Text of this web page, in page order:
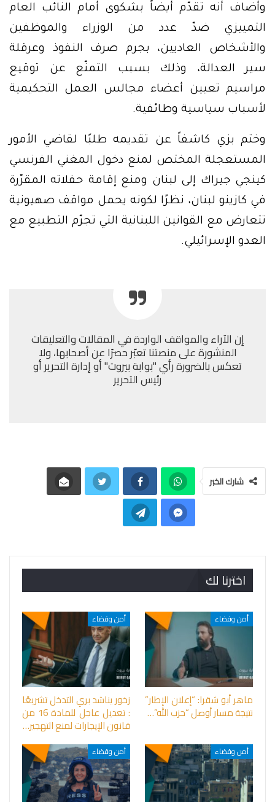
وأضاف أنه تقدّم أيضاً بشكوى أمام النائب العام
التمييزي ضدّ عدد من الوزراء والموظفين
والأشخاص العاديين، بجرم صرف النفوذ وعرقلة
سير العدالة، وذلك بسبب التمنّع عن توقيع
مراسيم تعيين أعضاء مجالس العمل التحكيمية
لأسباب سياسية وطائفية.
وختم بزي كاشفاً عن تقديمه طلبًا لقاضي الأمور
المستعجلة المختص لمنع دخول المغني الفرنسي
كينجي جيراك إلى لبنان ومنع إقامة حفلاته المقرّرة
في كازينو لبنان، نظرًا لكونه يحمل مواقف صهيونية
تتعارض مع القوانين اللبنانية التي تجرّم التطبيع مع
العدو الإسرائيلي.
إن الآراء والمواقف الواردة في المقالات والتعليقات
المنشورة على منصتنا تعبّر حصرًا عن أصحابها، ولا
تعكس بالضرورة رأي "بوابة بيروت" أو إدارة التحرير أو
رئيس التحرير
شارك الخبر
اخترنا لك
أمن وقضاء
ماهر أبو شقرا: “إعلان الإطار”
نتيجة مسار أوصل “حزب الله”…
أمن وقضاء
زخور يناشد بري التدخل تشريعًا
: تعديل عاجل للمادة 16 من
قانون الإيجارات لمنع التهجير…
أمن وقضاء أمن وقضاء